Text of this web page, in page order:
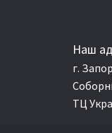
Наш
г.
ТЦ